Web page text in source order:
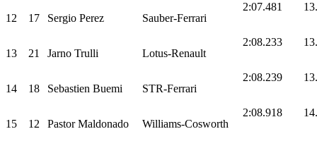
12 17 Sergio Perez Sauber-Ferrari
2:07.481
13 21 Jarno Trulli Lotus-Renault
2:08.233
14 18 Sebastien Buemi STR-Ferrari
2:08.239
15 12 Pastor Maldonado Williams-Cosworth
2:08.918